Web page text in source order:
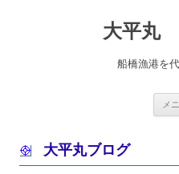
大平丸
船橋漁港を
メ
大平丸ブログ